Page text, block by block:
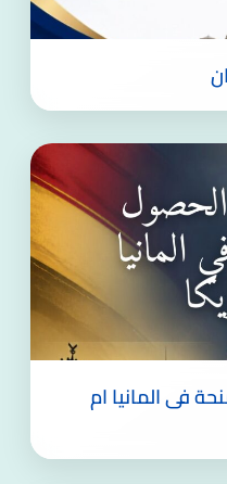
فى المانيا ام